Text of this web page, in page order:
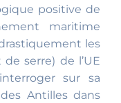
positive de
maritime
les
serre) de l’UE
sur sa
Antilles dans